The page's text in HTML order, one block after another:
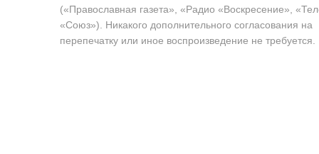
(«Православная газета», «Радио «Воскресение»,
«Союз»). Никакого дополнительного согласования на
перепечатку или иное воспроизведение не требуется.